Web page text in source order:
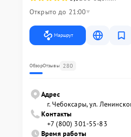
Открыто до 21:00
Маршрут
ОбзорОтзывы 280
Адрес
г. Чебоксары, ул.
Контакты
+7 (800) 301-55-83
Время работы